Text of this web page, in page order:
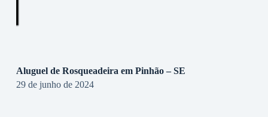
Aluguel de Rosqueadeira em Pinhão – SE
29 de junho de 2024